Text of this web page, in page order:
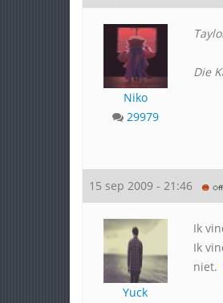
Niko
29979
Die
15 sep 2009 - 21:46
Yuck
Ik
Ik
niet.